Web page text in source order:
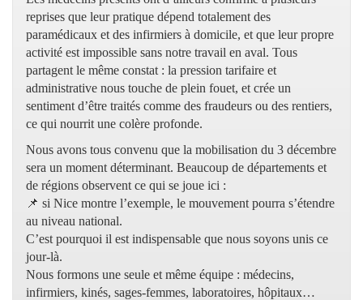
reprises que leur pratique dépend totalement des
paramédicaux et des infirmiers à domicile, et que leur propre
activité est impossible sans notre travail en aval. Tous
partagent le même constat : la pression tarifaire et
administrative nous touche de plein fouet, et crée un
sentiment d’être traités comme des fraudeurs ou des rentiers,
ce qui nourrit une colère profonde.
Nous avons tous convenu que la mobilisation du 3 décembre
sera un moment déterminant. Beaucoup de départements et
de régions observent ce qui se joue ici :
📌 si Nice montre l’exemple, le mouvement pourra s’étendre
au niveau national.
C’est pourquoi il est indispensable que nous soyons unis ce
jour-là.
Nous formons une seule et même équipe : médecins,
infirmiers, kinés, sages-femmes, laboratoires, hôpitaux…